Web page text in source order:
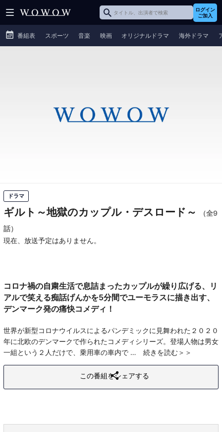
ログイン
ご加入
番組表 スポーツ 音楽 映画 オリジナルドラマ 海外ドラマ
ドラマ
ギルト～地獄のカップル・デスロード～
（全9
話）
現在、放送予定はありません。
コロナ禍の自粛生活で息詰まったカップルが繰り広げる、リ
アルで笑える痴話げんかを5分間でユーモラスに描き出す、
デンマーク発の痛快コメディ！
世界が新型コロナウイルスによるパンデミックに見舞われた２０２０
年に北欧のデンマークで作られたコメディシリーズ。登場人物は男女
一組という２人だけで、乗用車の車内で
続きを読む
この番組をシェアする